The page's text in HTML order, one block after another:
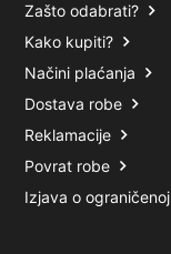
Zašto odabrati?
Kako kupiti?
Načini plaćanja
Dostava robe
Reklamacije
Povrat robe
Izjava o